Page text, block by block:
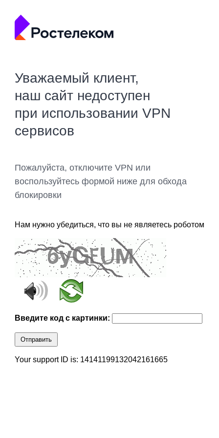
Уважаемый клиент,
наш сайт недоступен
при использовании VPN
сервисов
Пожалуйста, отключите VPN или
воспользуйтесь формой ниже для обхода
блокировки
Нам нужно убедиться, что вы не являетесь роботом
Введите код с картинки:
Отправить
Your support ID is: 14141199132042161665